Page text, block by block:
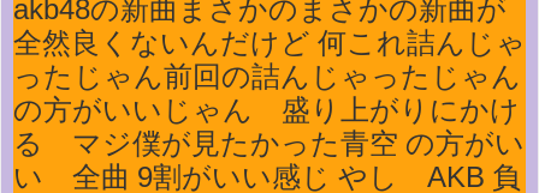
akb48の新曲まさかのまさかの新曲が
全然良くないんだけど 何これ詰んじゃ
ったじゃん前回の詰んじゃったじゃん
の方がいいじゃん 盛り上がりにかけ
る マジ僕が見たかった青空 の方がい
い 全曲 9割がいい感じ やし AKB 負